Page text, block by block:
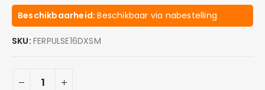
Beschikbaarheid:Beschikbaar via nabestelling
SKU: FERPULSE16DXSM